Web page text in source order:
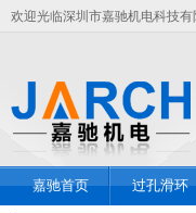
欢迎光临深圳市嘉驰机电科技有
嘉驰首页 过孔滑环